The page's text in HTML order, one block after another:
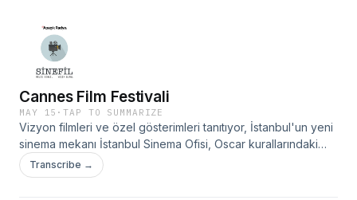
Cannes Film Festivali
MAY 15 ·TAP TO SUMMARIZE
Vizyon filmleri ve özel gösterimleri tanıtıyor, İstanbul'un yeni
sinema mekanı İstanbul Sinema Ofisi, Oscar kurallarındaki
değişiklikler ve yeni başlayan Cannes Film Festivali hakkında
konuşuyoruz.
Transcribe →